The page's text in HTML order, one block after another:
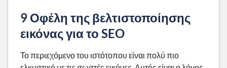
9 Οφέλη της βελτιστοποίησης
εικόνας για το SEO
Το περιεχόμενο του ιστότοπου είναι πολύ πιο